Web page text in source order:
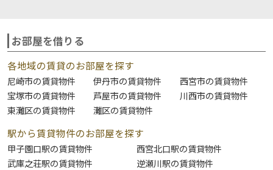
お部屋を借りる
各地域の賃貸のお部屋を探す
尼崎市の賃貸物件 伊丹市の賃貸物件
西宮市の賃貸物件
宝塚市の賃貸物件
芦屋市の賃貸物件
川西市の賃貸物件
東灘区の賃貸物件
灘区の賃貸物件
駅から賃貸物件のお部屋を探す
甲子園口駅の賃貸物件
西宮北口駅の賃貸物件
武庫之荘駅の賃貸物件
逆瀬川駅の賃貸物件